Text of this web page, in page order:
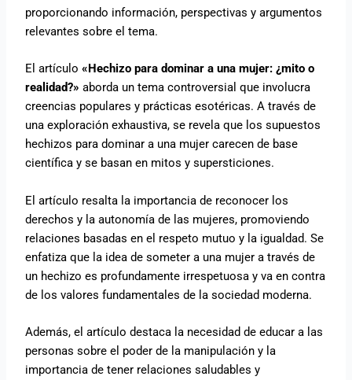
proporcionando información, perspectivas y argumentos
relevantes sobre el tema.
El artículo«Hechizo para dominar a una mujer: ¿mito o
realidad?»aborda un tema controversial que involucra
creencias populares y prácticas esotéricas. A través de
una exploración exhaustiva, se revela que los supuestos
hechizos para dominar a una mujer carecen de base
científica y se basan en mitos y supersticiones.
El artículo resalta la importancia de reconocer los
derechos y la autonomía de las mujeres, promoviendo
relaciones basadas en el respeto mutuo y la igualdad. Se
enfatiza que la idea de someter a una mujer a través de
un hechizo es profundamente irrespetuosa y va en contra
de los valores fundamentales de la sociedad moderna.
Además, el artículo destaca la necesidad de educar a las
personas sobre el poder de la manipulación y la
importancia de tener relaciones saludables y